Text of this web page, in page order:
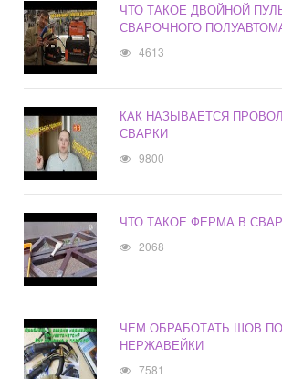
ЧТО ТАКОЕ ДВОЙНОЙ
СВАРОЧНОГО
4613
КАК НАЗЫВАЕТСЯ
СВАРКИ
9800
ЧТО ТАКОЕ ФЕРМА В
2068
ЧЕМ ОБРАБОТАТЬ ШОВ
НЕРЖАВЕЙКИ
7581